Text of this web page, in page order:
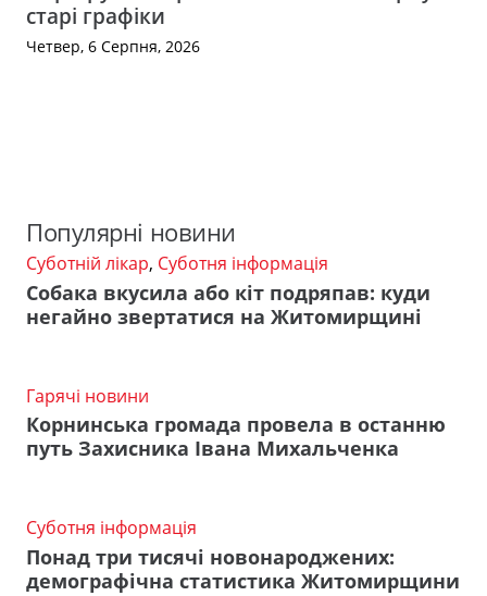
старі графіки
Четвер, 6 Серпня, 2026
Популярні новини
Суботній лікар, Суботня інформація
Собака вкусила або кіт подряпав: куди
негайно звертатися на Житомирщині
Гарячі новини
Корнинська громада провела в останню
путь Захисника Івана Михальченка
Суботня інформація
Понад три тисячі новонароджених:
демографічна статистика Житомирщини